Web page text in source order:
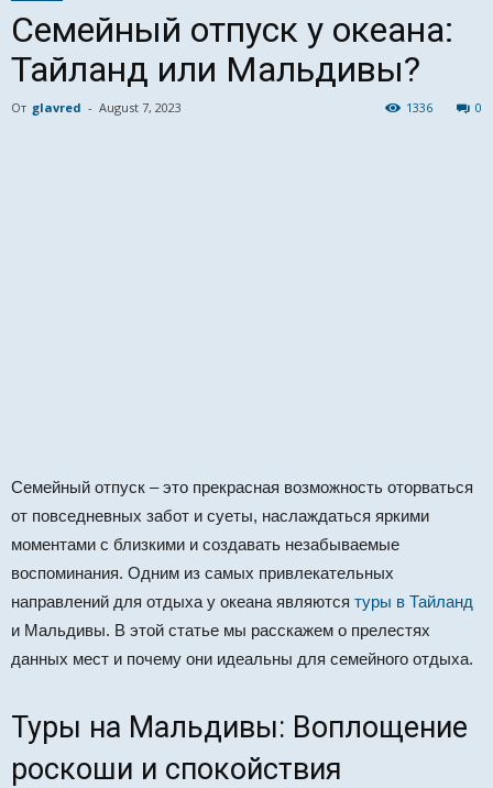
Семейный отпуск у океана:
Тайланд или Мальдивы?
От glavred - August 7, 2023 0
1336
Семейный отпуск – это прекрасная возможность оторваться
от повседневных забот и суеты, наслаждаться яркими
моментами с близкими и создавать незабываемые
воспоминания. Одним из самых привлекательных
направлений для отдыха у океана являются туры в Тайланд
и Мальдивы. В этой статье мы расскажем о прелестях
данных мест и почему они идеальны для семейного отдыха.
Туры на Мальдивы: Воплощение
роскоши и спокойствия